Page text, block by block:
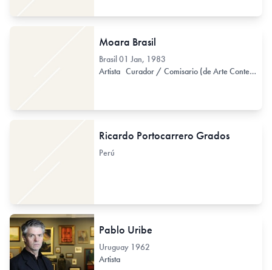
Moara Brasil
Brasil01 Jan, 1983
Artista Curador / Comisario (de Arte Contemporáneo)
Ricardo Portocarrero Grados
Perú
Pablo Uribe
Uruguay 1962
Artista